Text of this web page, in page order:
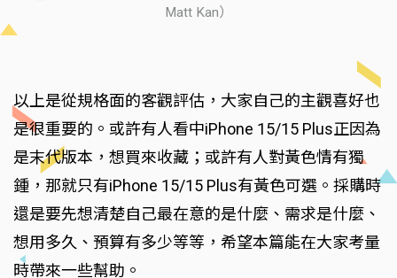
Matt Kan）
以上是從規格面的客觀評估，大家自己的主觀喜好也
是很重要的。或許有人看中iPhone 15/15 Plus正因為
是末代版本，想買來收藏；或許有人對黃色情有獨
鍾，那就只有iPhone 15/15 Plus有黃色可選。採購時
還是要先想清楚自己最在意的是什麼、需求是什麼、
想用多久、預算有多少等等，希望本篇能在大家考量
時帶來一些幫助。